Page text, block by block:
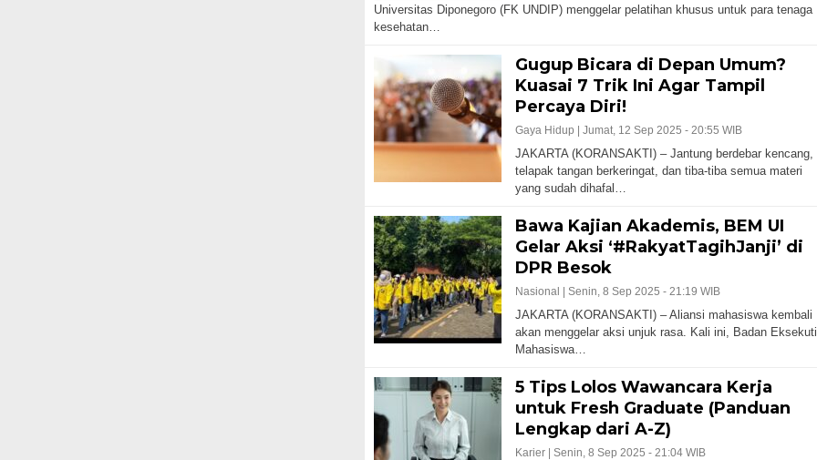
Universitas Diponegoro (FK UNDIP) menggelar pelatihan khusus untuk para tenaga
kesehatan…
Gugup Bicara di Depan Umum?
Kuasai 7 Trik Ini Agar Tampil
Percaya Diri!
Gaya Hidup | Jumat, 12 Sep 2025 - 20:55 WIB
JAKARTA (KORANSAKTI) – Jantung berdebar kencang,
telapak tangan berkeringat, dan tiba-tiba semua materi
yang sudah dihafal…
Bawa Kajian Akademis, BEM UI
Gelar Aksi ‘#RakyatTagihJanji’ di
DPR Besok
Nasional | Senin, 8 Sep 2025 - 21:19 WIB
JAKARTA (KORANSAKTI) – Aliansi mahasiswa kembali
akan menggelar aksi unjuk rasa. Kali ini, Badan
Mahasiswa…
5 Tips Lolos Wawancara Kerja
untuk Fresh Graduate (Panduan
Lengkap dari A-Z)
Karier | Senin, 8 Sep 2025 - 21:04 WIB